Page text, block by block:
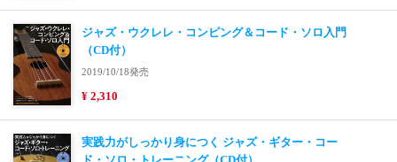
ジャズ・ウクレレ・コンピング＆コード・ソロ入門
（CD付）
2019/10/18発売
¥ 2,310
実践力がしっかり身につく ジャズ・ギター・コー